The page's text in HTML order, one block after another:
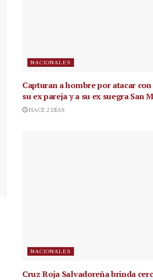
NACIONALES
Capturan a hombre por atacar
su ex pareja y a su ex suegra San
HACE 2 DÍAS
NACIONALES
Cruz Roja Salvadoreña brinda